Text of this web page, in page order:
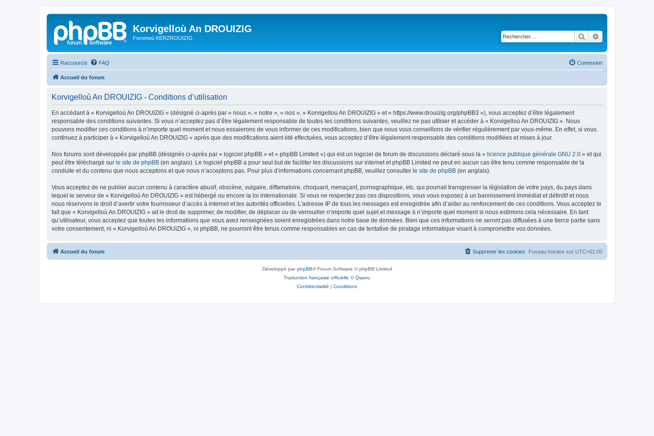
Korvigelloù An DROUIZIG
Foromoù KERZROUIZIG Rechercher
Raccourcis FAQ Connexion
Accueil du forum
Korvigelloù An DROUIZIG - Conditions d’utilisation
En accédant à « Korvigelloù An DROUIZIG » (désigné ci-après par « nous », « notre », « nos », « Korvigelloù An DROUIZIG » et « https://www.drouizig.org/phpBB3 »), vous acceptez d’être légalement
responsable des conditions suivantes. Si vous n’acceptez pas d’être légalement responsable de toutes les conditions suivantes, veuillez ne pas utiliser et accéder à « Korvigelloù An DROUIZIG ». Nous
pouvons modifier ces conditions à n’importe quel moment et nous essaierons de vous informer de ces modifications, bien que nous vous conseillons de vérifier régulièrement par vous-même. En effet, si vous
continuez à participer à « Korvigelloù An DROUIZIG » après que des modifications aient été effectuées, vous acceptez d’être légalement responsable des conditions modifiées et mises à jour.
Nos forums sont développés par phpBB (désignés ci-après par « logiciel phpBB » et « phpBB Limited ») qui est un logiciel de forum de discussions déclaré sous la « licence publique générale GNU 2.0 » et qui
peut être téléchargé sur le site de phpBB (en anglais). Le logiciel phpBB a pour seul but de faciliter les discussions sur internet et phpBB Limited ne peut en aucun cas être tenu comme responsable de la
conduite et du contenu que nous acceptons et que nous n’acceptons pas. Pour plus d’informations concernant phpBB, veuillez consulter le site de phpBB (en anglais).
Vous acceptez de ne publier aucun contenu à caractère abusif, obscène, vulgaire, diffamatoire, choquant, menaçant, pornographique, etc. qui pourrait transgresser la législation de votre pays, du pays dans
lequel le serveur de « Korvigelloù An DROUIZIG » est hébergé ou encore la loi internationale. Si vous ne respectez pas ces dispositions, vous vous exposez à un bannissement immédiat et définitif et nous
nous réservons le droit d’avertir votre fournisseur d’accès à internet et les autorités officielles. L’adresse IP de tous les messages est enregistrée afin d’aider au renforcement de ces conditions. Vous acceptez le
fait que « Korvigelloù An DROUIZIG » ait le droit de supprimer, de modifier, de déplacer ou de verrouiller n’importe quel sujet et message à n’importe quel moment si nous estimons cela nécessaire. En tant
qu’utilisateur, vous acceptez que toutes les informations que vous avez renseignées soient enregistrées dans notre base de données. Bien que ces informations ne seront pas diffusées à une tierce partie sans
votre consentement, ni « Korvigelloù An DROUIZIG », ni phpBB, ne pourront être tenus comme responsables en cas de tentative de piratage informatique visant à compromettre vos données.
Accueil du forum Fuseau horaire sur UTC+01:00
Supprimer les cookies
Développé parphpBB® Forum Software © phpBB Limited
Traduction française officielle ©Qiaeru
Confidentialité | Conditions